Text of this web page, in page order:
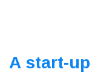
A start-